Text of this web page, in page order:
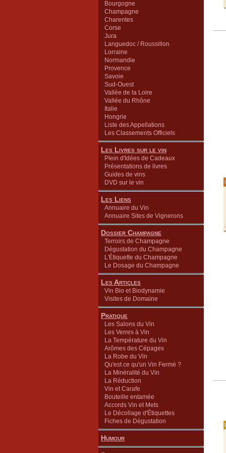
Bourgogne
Champagne
Charentes
Corse
Jura
Languedoc / Roussillon
Lorraine
Normandie
Provence
Savoie
Sud-Ouest
Vallée de la Loire
Vallée du Rhône
Italie
Hongrie
Liste des Appellations
Les Classements Officiels
Les Livres sur le vin
Plein d'Idées de Cadeaux
Présentations de livres
Guides de vins
DVD sur le vin
Les Liens
Annuaire du Vin
Annuaire Sites de Vignerons
Dossier Champagne
Terroirs de Champagne
Dégustation du Champagne
L'Étiquette du Champagne
Le Dosage du Champagne
Les Articles
Vin Bio et Biodynamie
Visites de Domaine
Pratique
Les Salons du Vin
Les Verres à Vin
La Température du Vin
Arômes des Cépages
La Robe du Vin
Qu'est ce qu'un Vin Fermé ?
La Minéralité du Vin
La Réduction
Vin et Carafe
Bouteille entamée
Accords Vin et Mets
Le Décollage d'Étiquettes
Fiches de Dégustation
Humour